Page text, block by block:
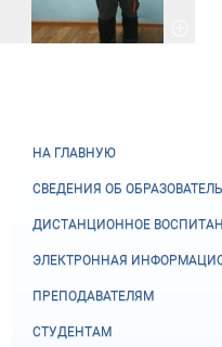
НА ГЛАВНУЮ
СВЕДЕНИЯ ОБ
ДИСТАНЦИОННОЕ
ЭЛЕКТРОННАЯ
ПРЕПОДАВАТЕЛЯМ
СТУДЕНТАМ